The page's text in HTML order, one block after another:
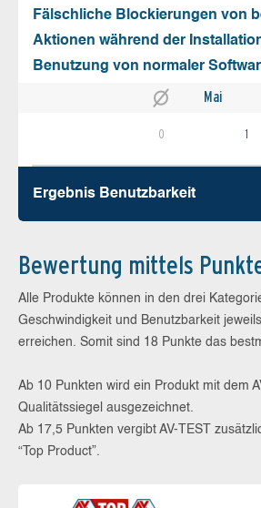
Fälschliche Blockierungen von
Aktionen während der
Benutzung von normaler
Mai
0 1
Ergebnis Benutz­barkeit
Bewertung mittels
Alle Produkte können in den drei
Geschwindigkeit und Benutzbarkeit
erreichen. Somit sind 18 Punkte das
Ab 10 Punkten wird ein Produkt mit dem
Qualitätssiegel ausgezeichnet.
Ab 17,5 Punkten vergibt AV-TEST
“Top Product”.